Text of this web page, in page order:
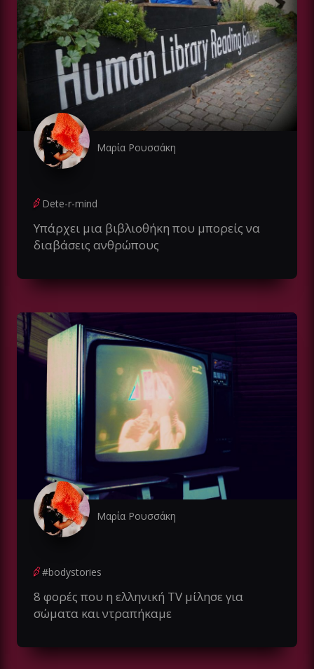
Μαρία Ρουσσάκη
Dete-r-mind
Υπάρχει μια βιβλιοθήκη που μπορείς να
διαβάσεις ανθρώπους
Μαρία Ρουσσάκη
#bodystories
8 φορές που η ελληνική TV μίλησε για
σώματα και ντραπήκαμε